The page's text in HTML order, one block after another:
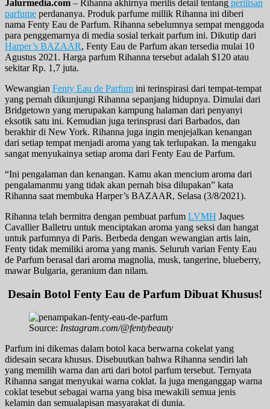
Jalurmedia.com – Rihanna akhirnya merilis detail tentang perilisan
parfume perdananya. Produk parfume millik Rihanna ini diberi
nama Fenty Eau de Parfum. Rihanna sebelumnya sempat menggoda
para penggemarnya di media sosial terkait parfum ini. Dikutip dari
Harper’s BAZAAR, Fenty Eau de Parfum akan tersedia mulai 10
Agustus 2021. Harga parfum Rihanna tersebut adalah $120 atau
sekitar Rp. 1,7 juta.
Wewangian Fenty Eau de Parfum ini terinspirasi dari tempat-tempat
yang pernah dikunjungi Rihanna sepanjang hidupnya. Dimulai dari
Bridgetown yang merupakan kampung halaman dari penyanyi
eksotik satu ini. Kemudian juga terinsprasi dari Barbados, dan
berakhir di New York. Rihanna juga ingin menjejalkan kenangan
dari setiap tempat menjadi aroma yang tak terlupakan. Ia mengaku
sangat menyukainya setiap aroma dari Fenty Eau de Parfum.
“Ini pengalaman dan kenangan. Kamu akan mencium aroma dari
pengalamanmu yang tidak akan pernah bisa dilupakan” kata
Rihanna saat membuka Harper’s BAZAAR, Selasa (3/8/2021).
Rihanna telah bermitra dengan pembuat parfum LVMH Jaques
Cavallier Balletru untuk menciptakan aroma yang seksi dan hangat
untuk parfumnya di Paris. Berbeda dengan wewangian artis lain,
Fenty tidak memiliki aroma yang manis. Seluruh varian Fenty Eau
de Parfum berasal dari aroma magnolia, musk, tangerine, blueberry,
mawar Bulgaria, geranium dan nilam.
Desain Botol Fenty Eau de Parfum Dibuat Khusus!
Source: Instagram.com/@fentybeauty
Parfum ini dikemas dalam botol kaca berwarna cokelat yang
didesain secara khusus. Disebuutkan bahwa Rihanna sendiri lah
yang memilih warna dan arti dari botol parfum tersebut. Ternyata
Rihanna sangat menyukai warna coklat. Ia juga menganggap warna
coklat tesebut sebagai warna yang bisa mewakili semua jenis
kelamin dan semualapisan masyarakat di dunia.